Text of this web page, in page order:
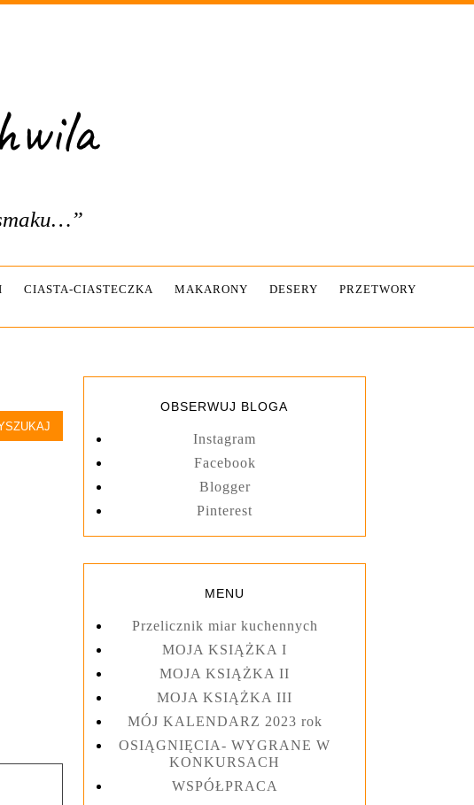
CIASTA-CIASTECZKA MAKARONY DESERY
PRZETWORY
OBSERWUJ BLOGA
Instagram
Facebook
Blogger
Pinterest
MENU
Przelicznik miar kuchennych
MOJA KSIĄŻKA I
MOJA KSIĄŻKA II
MOJA KSIĄŻKA III
MÓJ KALENDARZ 2023 rok
OSIĄGNIĘCIA- WYGRANE W
KONKURSACH
WSPÓŁPRACA